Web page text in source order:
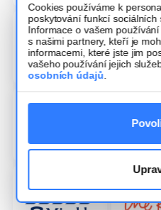
Cookies používáme k
poskytování funkcí sociálních
Informace o vašem
s našimi partnery, kteří je
informacemi, které jste jim
vašeho používání jejich
osobních údajů